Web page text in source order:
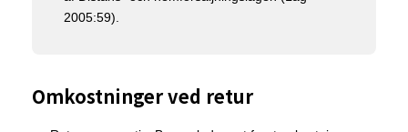
2005:59).
Omkostninger ved retur